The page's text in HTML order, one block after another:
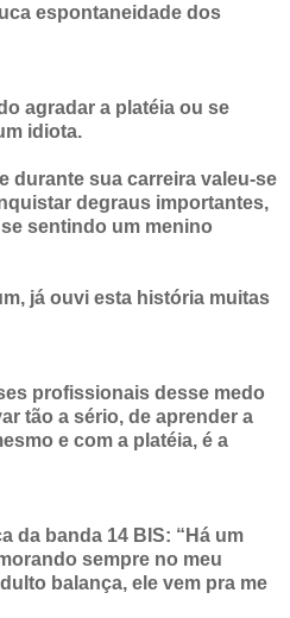
espontaneidade dos
agradar a platéia ou se
idiota.
durante sua carreira valeu-se
degraus importantes,
sentindo um menino
já ouvi esta história muitas
profissionais desse medo
tão a sério, de aprender a
e com a platéia, é a
da banda 14 BIS: “Há um
sempre no meu
balança, ele vem pra me